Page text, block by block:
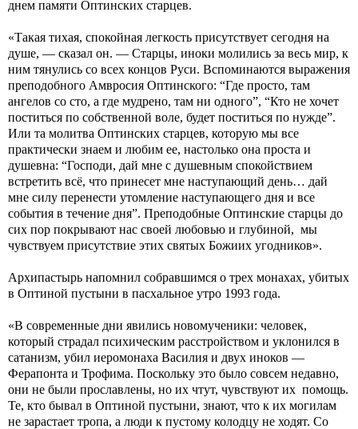
днем памяти Оптинских старцев.
«Такая тихая, спокойная легкость присутствует сегодня на
душе, — сказал он. — Старцы, иноки молились за весь мир, к
ним тянулись со всех концов Руси. Вспоминаются выражения
преподобного Амвросия Оптинского: “Где просто, там
ангелов со сто, а где мудрено, там ни одного”, “Кто не хочет
поститься по собственной воле, будет поститься по нужде”.
Или та молитва Оптинских старцев, которую мы все
практически знаем и любим ее, настолько она проста и
душевна: “Господи, дай мне с душевным спокойствием
встретить всё, что принесет мне наступающий день… дай
мне силу перенести утомление наступающего дня и все
события в течение дня”. Преподобные Оптинские старцы до
сих пор покрывают нас своей любовью и глубиной, мы
чувствуем присутствие этих святых Божиих угодников».
Архипастырь напомнил собравшимся о трех монахах, убитых
в Оптиной пустыни в пасхальное утро 1993 года.
«В современные дни явились новомученики: человек,
который страдал психическим расстройством и уклонился в
сатанизм, убил иеромонаха Василия и двух иноков —
Ферапонта и Трофима. Поскольку это было совсем недавно,
они не были прославлены, но их чтут, чувствуют их помощь.
Те, кто бывал в Оптиной пустыни, знают, что к их могилам
не зарастает тропа, а люди к пустому колодцу не ходят. Со